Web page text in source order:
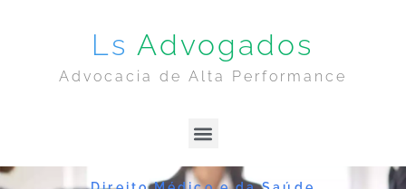
Ls Advogados
Advocacia de Alta Performance